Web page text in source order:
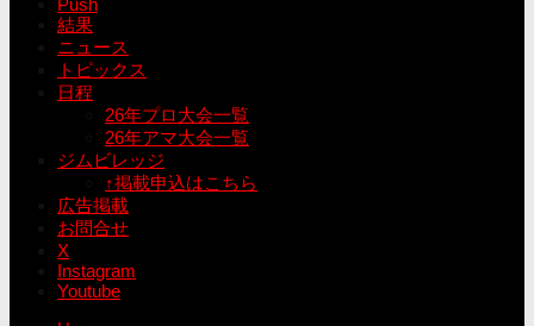
Push
結果
ニュース
トピックス
日程
26年プロ大会一覧
26年アマ大会一覧
ジムビレッジ
↑掲載申込はこちら
広告掲載
お問合せ
X
Instagram
Youtube